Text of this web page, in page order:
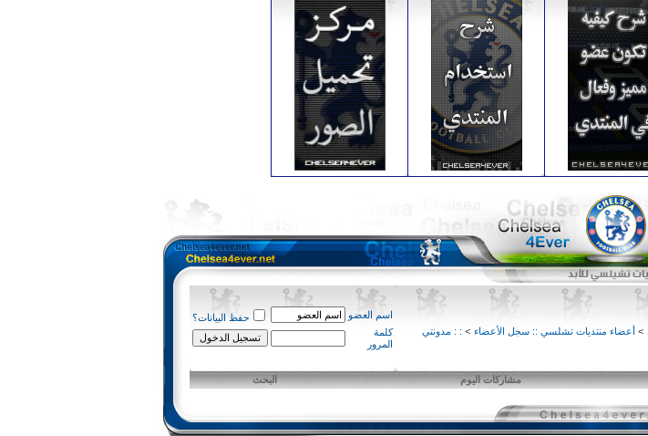
> أعضاء منتديات تشلسي :: سجل الأعضاء > : : مدونتي
اسم العضو
حفظ البيانات؟
كلمة
المرور
مشاركات اليوم البحث